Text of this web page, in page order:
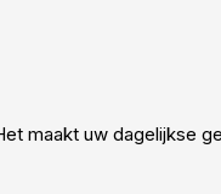
maakt uw dagelijkse